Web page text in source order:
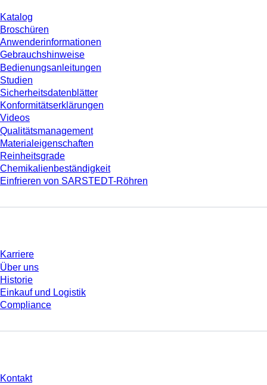
Katalog
Broschüren
Anwenderinformationen
Gebrauchshinweise
Bedienungsanleitungen
Studien
Sicherheitsdatenblätter
Konformitätserklärungen
Videos
Qualitätsmanagement
Materialeigenschaften
Reinheitsgrade
Chemikalienbeständigkeit
Einfrieren von SARSTEDT-Röhren
Karriere
Über uns
Historie
Einkauf und Logistik
Compliance
Kontakt